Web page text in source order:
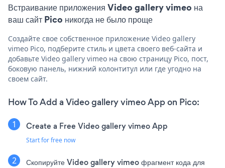
Встраивание приложения Video gallery vimeo на
ваш сайт Pico никогда не было проще
Создайте свое собственное приложение Video gallery
vimeo Pico, подберите стиль и цвета своего веб-сайта и
добавьте Video gallery vimeo на свою страницу Pico, пост,
боковую панель, нижний колонтитул или где угодно на
своем сайт.
How To Add a Video gallery vimeo App on Pico:
Create a Free Video gallery vimeo App
Start for free now
Скопируйте Video gallery vimeo фрагмент кода для